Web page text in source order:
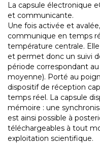
La capsule électronique
et communicante.
Une fois activée et
communique en temps
température centrale.
et permet donc un suivi
période correspondant
moyenne). Porté au
dispositif de réception
temps réel. La capsule
mémoire : une
est ainsi possible à
téléchargeables à tout
exploitation scientifique.